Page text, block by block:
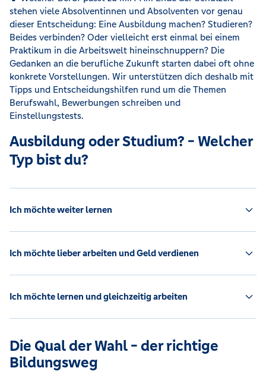
stehen viele Absolventinnen und Absolventen vor genau
dieser Entscheidung: Eine Ausbildung machen? Studieren?
Beides verbinden? Oder vielleicht erst einmal bei einem
Praktikum in die Arbeitswelt hineinschnuppern? Die
Gedanken an die berufliche Zukunft starten dabei oft ohne
konkrete Vorstellungen. Wir unterstützen dich deshalb mit
Tipps und Entscheidungshilfen rund um die Themen
Berufswahl, Bewerbungen schreiben und
Einstellungstests.
Ausbildung oder Studium? - Welcher
Typ bist du?
Ich möchte weiter lernen
Ich möchte lieber arbeiten und Geld verdienen
Ich möchte lernen und gleichzeitig arbeiten
Die Qual der Wahl - der richtige
Bildungsweg